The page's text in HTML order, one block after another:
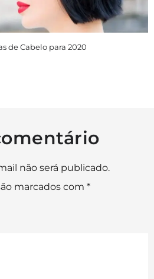
de Cabelo para 2020
não será publicado.
marcados com *